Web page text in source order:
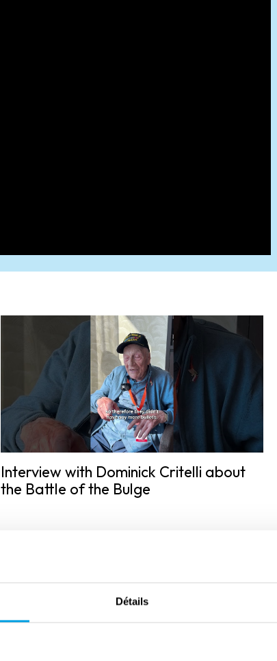
Détails
Interview with Dominick Critelli about
the Battle of the Bulge